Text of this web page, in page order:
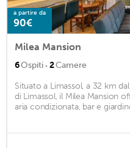
a partire da
90€
Milea Mansion
6Ospiti · 2Camere
Situato a Limassol, a 32 km
di Limassol, il Milea Mansion
aria condizionata, bar e